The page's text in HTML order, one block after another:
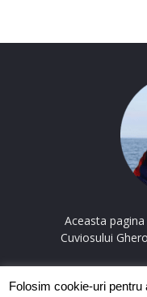
Aceasta
Cuviosului
Folosim cookie-uri